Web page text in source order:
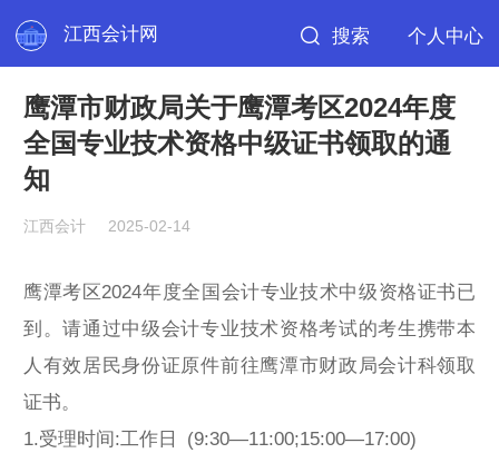
江西会计网 搜索 个人中心
鹰潭市财政局关于鹰潭考区2024年度
全国专业技术资格中级证书领取的通
知
江西会计 2025-02-14
鹰潭考区2024年度全国会计专业技术中级资格证书已
到。请通过中级会计专业技术资格考试的考生携带本
人有效居民身份证原件前往鹰潭市财政局会计科领取
证书。
1.受理时间:工作日 (9:30—11:00;15:00—17:00)